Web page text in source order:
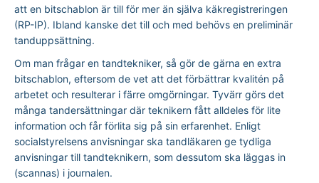
att en bitschablon är till för mer än själva käkregistreringen
(RP-IP). Ibland kanske det till och med behövs en preliminär
tanduppsättning.
Om man frågar en tandtekniker, så gör de gärna en extra
bitschablon, eftersom de vet att det förbättrar kvalitén på
arbetet och resulterar i färre omgörningar. Tyvärr görs det
många tandersättningar där teknikern fått alldeles för lite
information och får förlita sig på sin erfarenhet. Enligt
socialstyrelsens anvisningar ska tandläkaren ge tydliga
anvisningar till tandteknikern, som dessutom ska läggas in
(scannas) i journalen.